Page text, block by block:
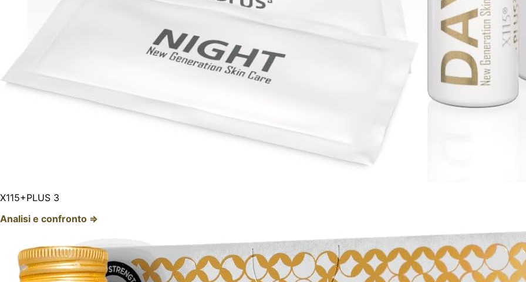
X115+PLUS 3
Analisi e confronto ⇒